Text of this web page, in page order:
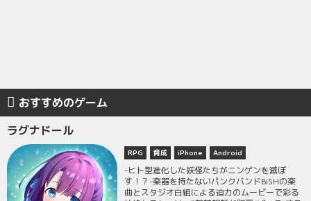
おすすめのゲーム
ラグナドール
RPG 育成 iPhone Android
-ヒト型進化した妖怪たちがニンゲンを滅ぼ
す！？-楽器を持たないパンクバンドBiSHの楽
曲とスタジオ白組による迫力のムービーで彩る